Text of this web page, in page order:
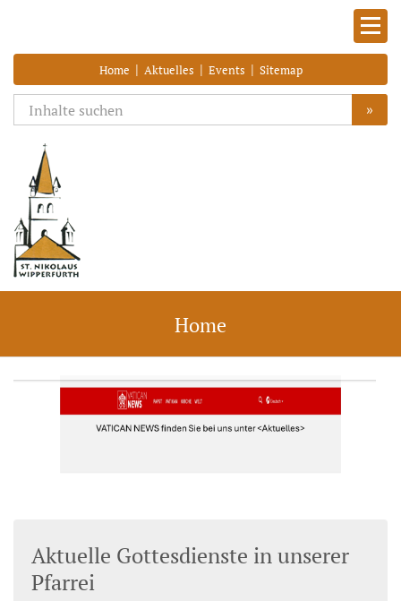
Home | Aktuelles | Events | Sitemap
»
Home
Aktuelle Gottesdienste in unserer
Pfarrei